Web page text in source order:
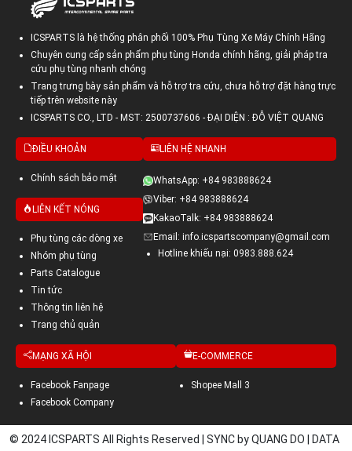
ICSPARTS là hệ thống phân phối 100% Phụ Tùng Xe Máy Chính Hãng
Chuyên cung cấp sản phẩm phụ tùng Honda chính hãng, giải pháp tra
cứu phụ tùng nhanh chóng
Trang trưng bày sản phẩm và hỗ trợ tra cứu, chưa hỗ trợ đặt hàng trực
tiếp trên website này
ICSPARTS CO., LTD - MST: 2500737606 - ĐẠI DIỆN : ĐỖ VIỆT QUANG
ĐIỀU KHOẢN
Chính sách bảo mật
LIÊN KẾT NÓNG
Phụ tùng các dòng xe
Nhóm phụ tùng
Parts Catalogue
Tin tức
Thông tin liên hệ
Trang chủ quản
LIÊN HỆ NHANH
WhatsApp: +84 983888624
Viber: +84 983888624
KakaoTalk: +84 983888624
Email: info.icspartscompany@gmail.com
Hotline khiếu nại: 0983.888.624
MẠNG XÃ HỘI
Facebook Fanpage
Facebook Company
E-COMMERCE
Shopee Mall 3
© 2024 ICSPARTS All Rights Reserved | SYNC by QUANG DO | DATA